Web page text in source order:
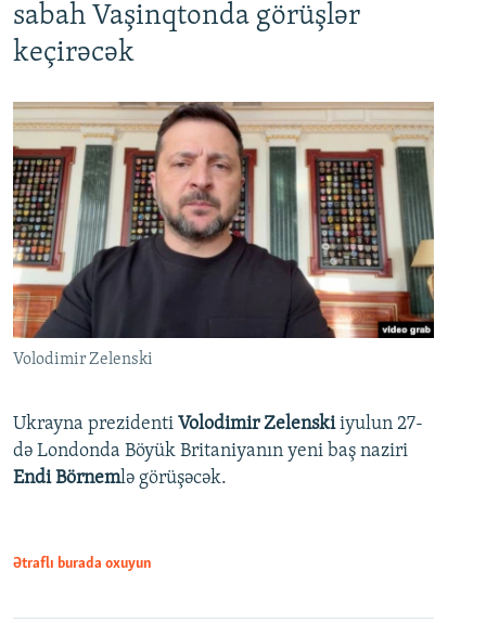
sabah Vaşinqtonda görüşlər
keçirəcək
Volodimir Zelenski
Ukrayna prezidenti Volodimir Zelenskiiyulun 27-
də Londonda Böyük Britaniyanın yeni baş naziri
Endi Börnemlə görüşəcək.
Ətraflı burada oxuyun